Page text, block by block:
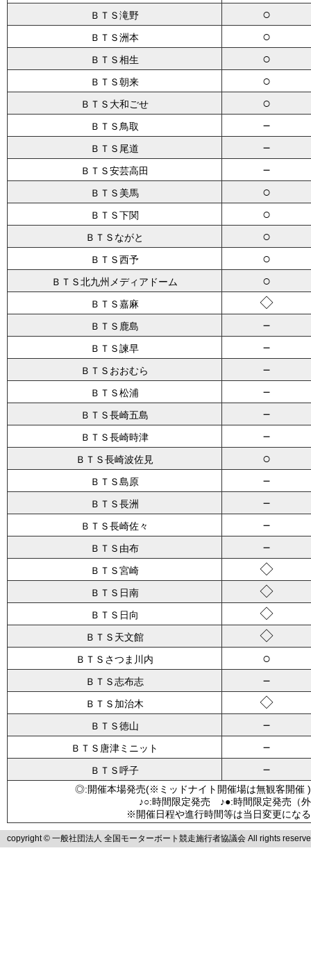
ＢＴＳ滝野 ○
ＢＴＳ洲本 ○
ＢＴＳ相生 ○
ＢＴＳ朝来 ○
ＢＴＳ大和ごせ ○
ＢＴＳ鳥取 －
ＢＴＳ尾道 －
ＢＴＳ安芸高田 －
ＢＴＳ美馬 ○
ＢＴＳ下関 ○
ＢＴＳながと ○
ＢＴＳ西予 ○
ＢＴＳ北九州メディアドーム ○
ＢＴＳ嘉麻 ◇
ＢＴＳ鹿島 －
ＢＴＳ諫早 －
ＢＴＳおおむら －
ＢＴＳ松浦 －
ＢＴＳ長崎五島 －
ＢＴＳ長崎時津 －
ＢＴＳ長崎波佐見 ○
ＢＴＳ島原 －
ＢＴＳ長洲 －
ＢＴＳ長崎佐々 －
ＢＴＳ由布 －
ＢＴＳ宮崎 ◇
ＢＴＳ日南 ◇
ＢＴＳ日向 ◇
ＢＴＳ天文館 ◇
ＢＴＳさつま川内 ○
ＢＴＳ志布志 －
ＢＴＳ加治木 ◇
ＢＴＳ徳山 －
ＢＴＳ唐津ミニット －
ＢＴＳ呼子 －
◎:開催本場発売(※ミッドナイト開催場は無観客
♪○:時間限定発売 ♪●:時間限定発売
※開催日程や進行時間等は当日変更にな
copyright © 一般社団法人 全国モーターボート競走施行者協議会 All rights